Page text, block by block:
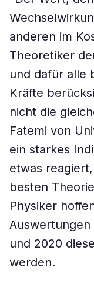
anderen im
Theoretiker
und dafür alle
Kräfte
nicht die
Fatemi von
ein starkes
etwas
besten
Physiker
Auswertungen
und 2020
werden.